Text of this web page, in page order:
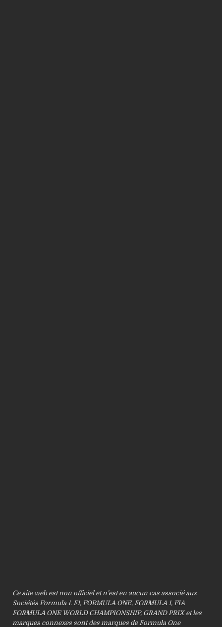
Ce site web est non officiel et n’est en aucun cas associé aux
Sociétés Formula 1. F1, FORMULA ONE, FORMULA 1, FIA
FORMULA ONE WORLD CHAMPIONSHIP, GRAND PRIX et les
marques connexes sont des marques de Formula One